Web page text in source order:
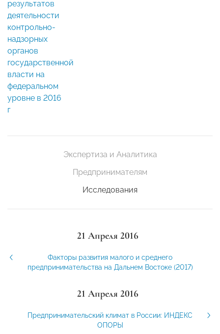
результатов
деятельности
контрольно-
надзорных
органов
государственной
власти на
федеральном
уровне в 2016
г
Экспертиза и Аналитика
Предпринимателям
Исследования
21 Апреля 2016
Факторы развития малого и среднего
предпринимательства на Дальнем Востоке (2017)
21 Апреля 2016
Предпринимательский климат в России: ИНДЕКС
ОПОРЫ